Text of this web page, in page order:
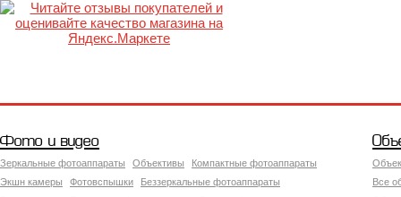
Фото и видео
Зеркальные фотоаппараты Объективы
Компактные фотоаппараты
Экшн камеры
Фотовспышки
Беззеркальные фотоаппараты
Все